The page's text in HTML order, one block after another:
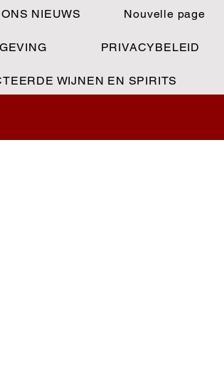
ONS NIEUWS Nouvelle page
PRIVACYBELEID
WIJNEN EN SPIRITS